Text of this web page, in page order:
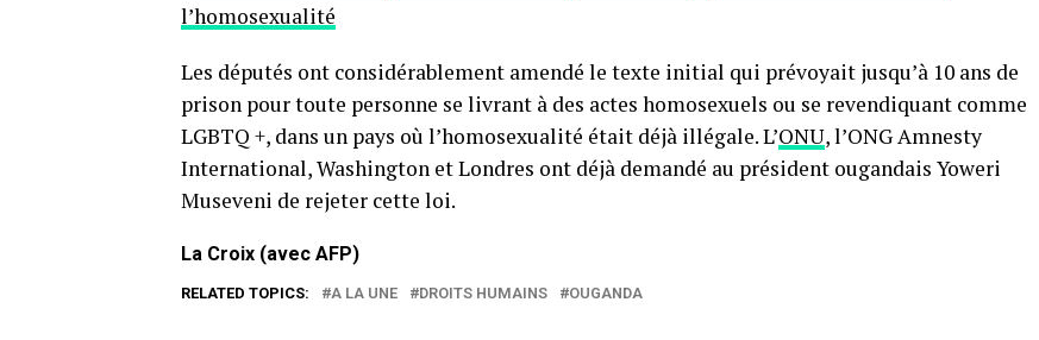
l’homosexualité
Les députés ont considérablement amendé le texte initial qui prévoyait jusqu’à 10 ans de
prison pour toute personne se livrant à des actes homosexuels ou se revendiquant comme
LGBTQ +, dans un pays où l’homosexualité était déjà illégale. L’ONU, l’ONG Amnesty
International, Washington et Londres ont déjà demandé au président ougandais Yoweri
Museveni de rejeter cette loi.
La Croix (avec AFP)
RELATED TOPICS: A LA UNE DROITS HUMAINS OUGANDA